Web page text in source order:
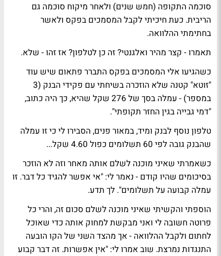
סוכמה התקופה (חמש שנים) ולאחר מיקוח סוכמה גם
הריבית. כעת חיכיתי לקבל המסמכים בפקס ולאשר
בחתימתי ההלוואה.
תאמרו - קצר מהיר ואלגנטי? זה כן לטלפון? אז זהו - שלא.
כשהגיעו אלי המסמכים בפקס התברר פתאום שיש עוד
"זוטא" קטנה שלא הוזכרה בשיחתי עם פקידי הבנק (3
במספר) - עמלה בסך של 276 שקל שהיא, כך היה כתוב,
"דמי גבייה בגין החזר תקופתי".
טלפון נוסף לבנק ומיד, במאור פנים, הסבירו לי כי זו עמלה
שהבנק גובה לפי 60 תשלומים כפול 4.60 שקל...
כשאמרתי שאיני מוכנה לשלם אותה מאחר וזה לא הוזכר
בסיכומים שהיו קודם - נאמר לי: "אי אפשר להגיד כל דבר. זו
עמלה קבועה על תשלומים". לך תדע.
הוספתי והקשיתי שאיני מוכנה לשלם סכום זה, והרי כל
פרוטה חשובה לי ואני מבקשת למחוק אותה כדי שאוכל
לחתום ולקבל ההלוואה - אך מהצד השני של הקו הובעה
התנגדות נמרצת. שוב אמרו לי: "אין אפשרות. זה דבר קבוע